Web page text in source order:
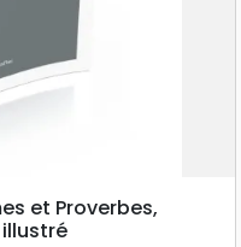
et Proverbes,